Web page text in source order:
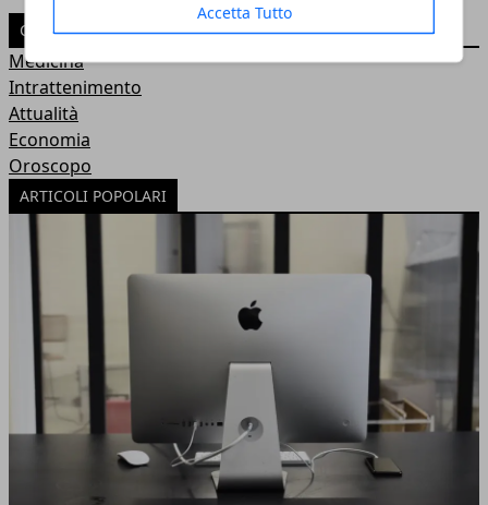
Accetta Tutto
CATEGORIE
Medicina
Intrattenimento
Attualità
Economia
Oroscopo
ARTICOLI POPOLARI